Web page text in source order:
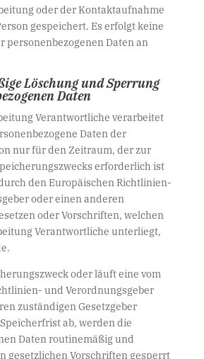
oder der Kontaktaufnahme
gespeichert. Es erfolgt keine
personenbezogenen Daten an
Löschung und Sperrung
Daten
Verantwortliche verarbeitet
Daten der
nur für den Zeitraum, der zur
erforderlich ist
den Europäischen Richtlinien-
oder einen anderen
oder Vorschriften, welchen
Verantwortliche unterliegt,
oder läuft eine vom
und Verordnungsgeber
zuständigen Gesetzgeber
ab, werden die
Daten routinemäßig und
gesetzlichen Vorschriften gesperrt